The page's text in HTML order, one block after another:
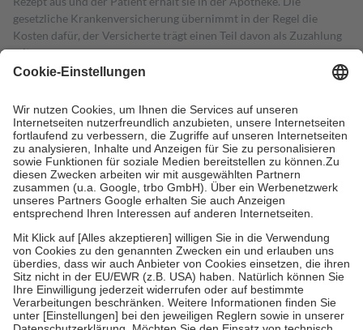
gesetzliche Krankenversicherung übernimmt in der Regel die
Kosten dafür, der Versicherte trägt einen Teil davon als Zuzahlung
mit.
Grundsätzlich leisten Mitglieder Zuzahlungen in Höhe von zehn
höchstens zehn Euro.
Es sind jedoch nie mehr als die tatsächlichen
Kosten der Leistung zu entrichten.
Diese Regeln gelten grundsätzlich auch für Online-Apotheken.
Bei Heilmitteln und häuslicher Krankenpflege beträgt die
Zuzahlung zehn Prozent der Kosten sowie zehn Euro je
Verordnung.
Um das Engagement der Versicherten für ihre eigene Gesundheit zu
stärken und die besondere Stellung der Familie zu unterstützen,
fallenkeine Zuzahlungenan bei:
• Kindern und Jugendlichen bis zum vollendeten 18. Lebensjahr
mit Ausnahme der Fahrkosten
• Untersuchungen zur Vorsorge und Früherkennung, die von der
GKV getragen werden
• empfohlenen Schutzimpfungen